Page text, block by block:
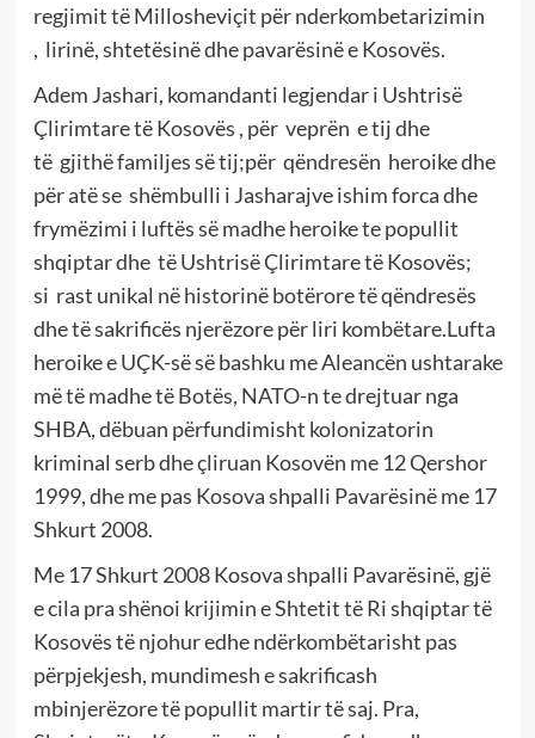
regjimit të Millosheviçit për nderkombetarizimin
, lirinë, shtetësinë dhe pavarësinë e Kosovës.
Adem Jashari, komandanti legjendar i Ushtrisë
Çlirimtare të Kosovës , për veprën e tij dhe
të gjithë familjes së tij;për qëndresën heroike dhe
për atë se shëmbulli i Jasharajve ishim forca dhe
frymëzimi i luftës së madhe heroike te popullit
shqiptar dhe të Ushtrisë Çlirimtare të Kosovës;
si rast unikal në historinë botërore të qëndresës
dhe të sakrificës njerëzore për liri kombëtare.Lufta
heroike e UÇK-së së bashku me Aleancën ushtarake
më të madhe të Botës, NATO-n te drejtuar nga
SHBA, dëbuan përfundimisht kolonizatorin
kriminal serb dhe çliruan Kosovën me 12 Qershor
1999, dhe me pas Kosova shpalli Pavarësinë me 17
Shkurt 2008.
Me 17 Shkurt 2008 Kosova shpalli Pavarësinë, gjë
e cila pra shënoi krijimin e Shtetit të Ri shqiptar të
Kosovës të njohur edhe ndërkombëtarisht pas
përpjekjesh, mundimesh e sakrificash
mbinjerëzore të popullit martir të saj. Pra,